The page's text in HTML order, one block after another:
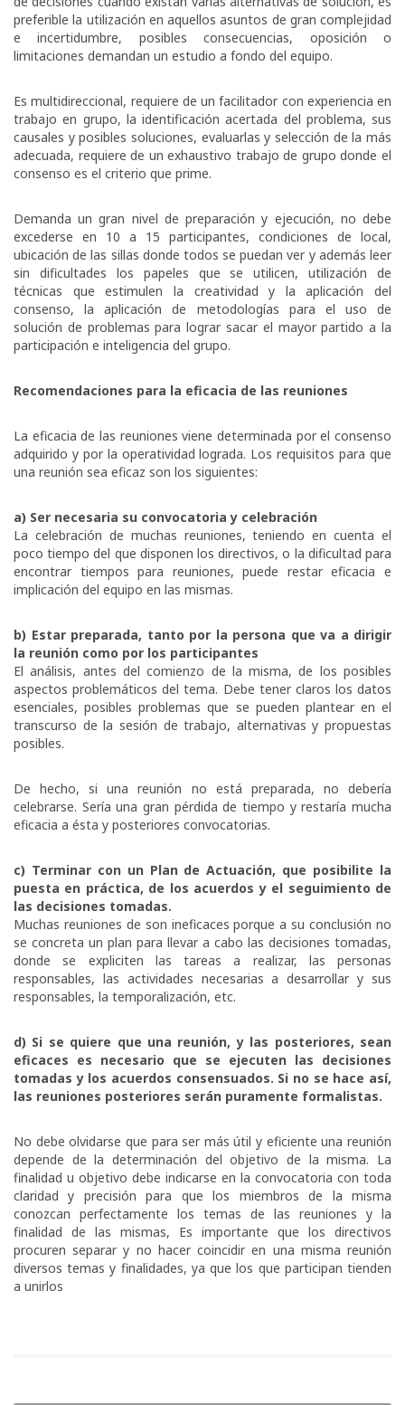
preferible la utilización en aquellos asuntos de gran complejidad
e incertidumbre, posibles consecuencias, oposición o
limitaciones demandan un estudio a fondo del equipo.
Es multidireccional, requiere de un facilitador con experiencia en
trabajo en grupo, la identificación acertada del problema, sus
causales y posibles soluciones, evaluarlas y selección de la más
adecuada, requiere de un exhaustivo trabajo de grupo donde el
consenso es el criterio que prime.
Demanda un gran nivel de preparación y ejecución, no debe
excederse en 10 a 15 participantes, condiciones de local,
ubicación de las sillas donde todos se puedan ver y además leer
sin dificultades los papeles que se utilicen, utilización de
técnicas que estimulen la creatividad y la aplicación del
consenso, la aplicación de metodologías para el uso de
solución de problemas para lograr sacar el mayor partido a la
participación e inteligencia del grupo.
Recomendaciones para la eficacia de las reuniones
La eficacia de las reuniones viene determinada por el consenso
adquirido y por la operatividad lograda. Los requisitos para que
una reunión sea eficaz son los siguientes:
a) Ser necesaria su convocatoria y celebración
La celebración de muchas reuniones, teniendo en cuenta el
poco tiempo del que disponen los directivos, o la dificultad para
encontrar tiempos para reuniones, puede restar eficacia e
implicación del equipo en las mismas.
b) Estar preparada, tanto por la persona que va a dirigir
la reunión como por los participantes
El análisis, antes del comienzo de la misma, de los posibles
aspectos problemáticos del tema. Debe tener claros los datos
esenciales, posibles problemas que se pueden plantear en el
transcurso de la sesión de trabajo, alternativas y propuestas
posibles.
De hecho, si una reunión no está preparada, no debería
celebrarse. Sería una gran pérdida de tiempo y restaría mucha
eficacia a ésta y posteriores convocatorias.
c) Terminar con un Plan de Actuación, que posibilite la
puesta en práctica, de los acuerdos y el seguimiento de
las decisiones tomadas.
Muchas reuniones de son ineficaces porque a su conclusión no
se concreta un plan para llevar a cabo las decisiones tomadas,
donde se expliciten las tareas a realizar, las personas
responsables, las actividades necesarias a desarrollar y sus
responsables, la temporalización, etc.
d) Si se quiere que una reunión, y las posteriores, sean
eficaces es necesario que se ejecuten las decisiones
tomadas y los acuerdos consensuados. Si no se hace así,
las reuniones posteriores serán puramente formalistas.
No debe olvidarse que para ser más útil y eficiente una reunión
depende de la determinación del objetivo de la misma. La
finalidad u objetivo debe indicarse en la convocatoria con toda
claridad y precisión para que los miembros de la misma
conozcan perfectamente los temas de las reuniones y la
finalidad de las mismas, Es importante que los directivos
procuren separar y no hacer coincidir en una misma reunión
diversos temas y finalidades, ya que los que participan tienden
a unirlos